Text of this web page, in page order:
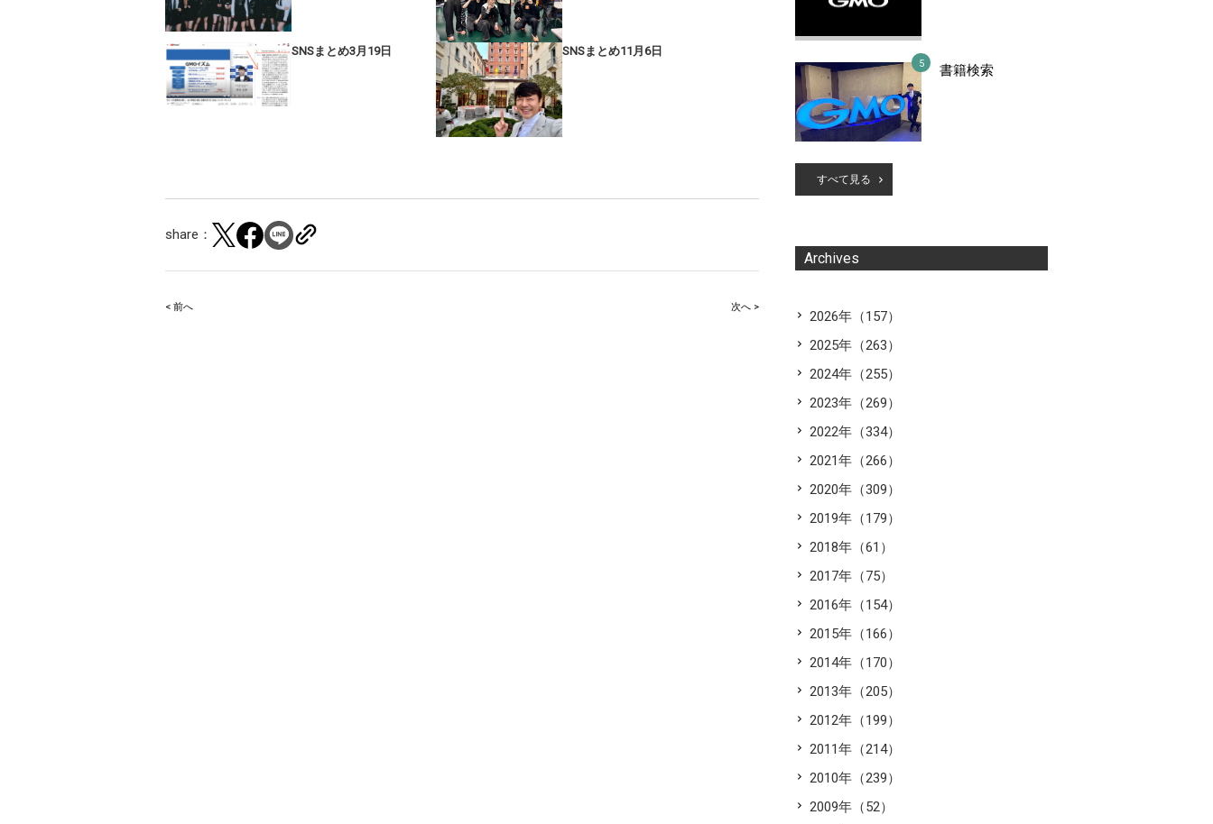
SNSまとめ3月19日 SNSまとめ11月6日
share：
Post
< 前へ 次へ >
書籍検索
すべて見る
Archives
2026年（157）
2025年（263）
2024年（255）
2023年（269）
2022年（334）
2021年（266）
2020年（309）
2019年（179）
2018年（61）
2017年（75）
2016年（154）
2015年（166）
2014年（170）
2013年（205）
2012年（199）
2011年（214）
2010年（239）
2009年（52）